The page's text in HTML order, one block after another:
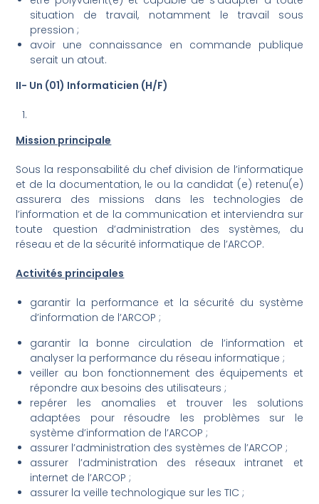
situation de travail, notamment le travail sous
pression ;
avoir une connaissance en commande publique
serait un atout.
II- Un (01) Informaticien (H/F)
Mission principale
Sous la responsabilité du chef division de l’informatique
et de la documentation, le ou la candidat (e) retenu(e)
assurera des missions dans les technologies de
l’information et de la communication et interviendra sur
toute question d’administration des systèmes, du
réseau et de la sécurité informatique de l’ARCOP.
Activités principales
garantir la performance et la sécurité du système
d’information de l’ARCOP ;
garantir la bonne circulation de l’information et
analyser la performance du réseau informatique ;
veiller au bon fonctionnement des équipements et
répondre aux besoins des utilisateurs ;
repérer les anomalies et trouver les solutions
adaptées pour résoudre les problèmes sur le
système d’information de l’ARCOP ;
assurer l’administration des systèmes de l’ARCOP ;
assurer l’administration des réseaux intranet et
internet de l’ARCOP ;
assurer la veille technologique sur les TIC ;